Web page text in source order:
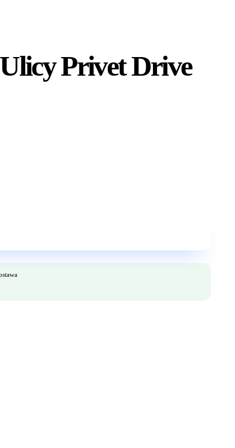
Privet Drive